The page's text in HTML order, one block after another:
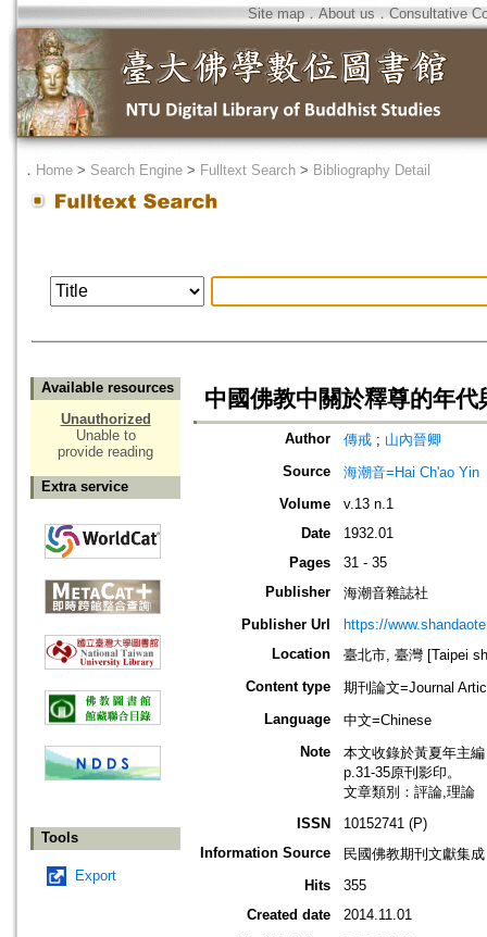
Site map．About us ． Consultative
． Home > Search Engine > Fulltext Search > Bibliography Detail
Available resources
Unauthorized
Unable to
provide reading
Extra service
Tools
Export
中國佛教中關於釋尊的年代
Author 傳戒 ; 山內晉卿
Source
海潮音=Hai Ch'ao Yin
Volume
v.13 n.1
Date
1932.01
Pages
31 - 35
Publisher
海潮音雜誌社
Publisher Url
https://
Location
臺北市, 臺灣 [Taipei
Content type
期刊論文=Journal
Language
中文=Chinese
Note
本文收錄於黃夏年主
p.31-35原刊影印。
文章類別：評論,理論
ISSN
10152741 (P)
Information Source
民國佛教期刊文獻集
Hits
355
Created date
2014.11.01